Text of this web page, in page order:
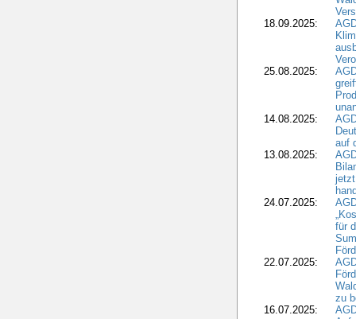
18.09.2025:
25.08.2025:
14.08.2025:
auf
13.08.2025:
24.07.2025:
für
22.07.2025:
zu
16.07.2025: